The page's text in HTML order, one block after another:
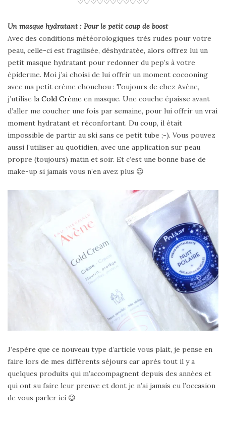
Un masque hydratant : Pour le petit coup de boost
Avec des conditions météorologiques très rudes pour votre
peau, celle-ci est fragilisée, déshydratée, alors offrez lui un
petit masque hydratant pour redonner du pep’s à votre
épiderme. Moi j’ai choisi de lui offrir un moment cocooning
avec ma petit crème chouchou : Toujours de chez Avène,
j’utilise la Cold Crème en masque. Une couche épaisse avant
d’aller me coucher une fois par semaine, pour lui offrir un vrai
moment hydratant et réconfortant. Du coup, il était
impossible de partir au ski sans ce petit tube ;-). Vous pouvez
aussi l’utiliser au quotidien, avec une application sur peau
propre (toujours) matin et soir. Et c’est une bonne base de
make-up si jamais vous n’en avez plus 😉
J’espère que ce nouveau type d’article vous plait, je pense en
faire lors de mes différents séjours car après tout il y a
quelques produits qui m’accompagnent depuis des années et
qui ont su faire leur preuve et dont je n’ai jamais eu l’occasion
de vous parler ici 😉